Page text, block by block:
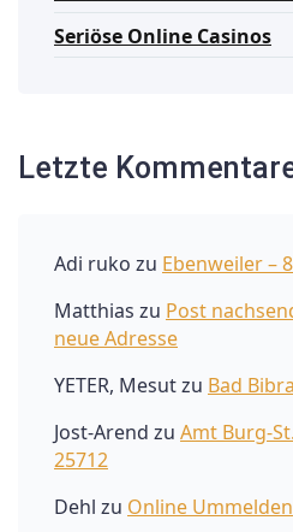
Seriöse Online Casinos
Letzte
Adi ruko zu Ebenweiler –
Matthias zu Post
neue Adresse
YETER, Mesutzu Bad
Jost-Arend zu Amt Burg-
25712
Dehl zu Online Ummelden